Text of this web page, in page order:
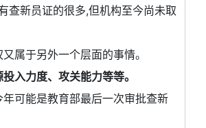
查新员证的很多,但机构至今尚未取
属于另外一个层面的事情。
入力度、攻关能力等等。
年可能是教育部最后一次审批查新